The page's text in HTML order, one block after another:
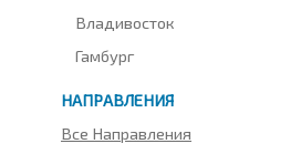
Владивосток
Гамбург
НАПРАВЛЕНИЯ
Все Направления